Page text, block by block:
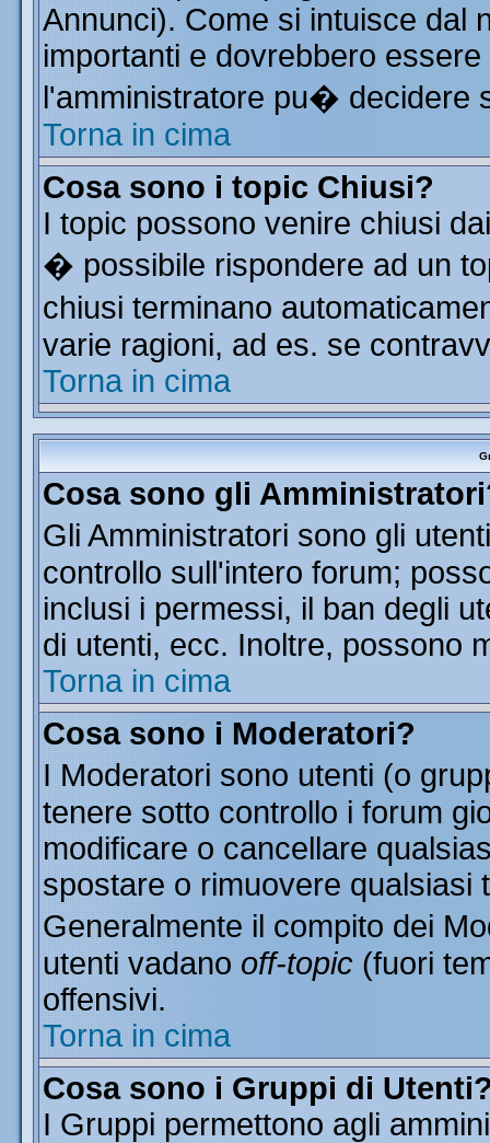
Annunci). Come si intuisce dal
importanti e dovrebbero
l'amministratore pu�
Torna in cima
Cosa sono i topic Chiusi?
I topic possono venire chiusi
� possibile rispondere ad un
chiusi terminano
varie ragioni, ad es. se
Torna in cima
Cosa sono gli
Gli Amministratori sono gli
controllo sull'intero forum;
inclusi i permessi, il ban degli
di utenti, ecc. Inoltre, possono
Torna in cima
Cosa sono i Moderatori?
I Moderatori sono utenti (o
tenere sotto controllo i forum
modificare o cancellare
spostare o rimuovere qualsiasi
Generalmente il compito dei
utenti vadano off-topic (fuori
offensivi.
Torna in cima
Cosa sono i Gruppi di
I Gruppi permettono agli